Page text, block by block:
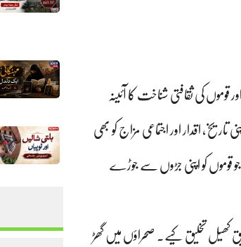
کی ثقافتی شناخت کا آئینہ
اقدار اور اجتماعی مزاج کو بھی
قوموں کو اپنی جڑوں سے جوڑے
کھیل تخلیق کیے۔ صحراؤں میں گھڑ